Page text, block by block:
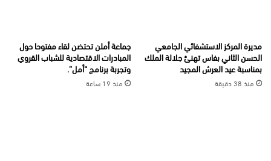
مديرة المركز الاستشفائي الجامعي
الحسن الثاني بفاس تهنئ جلالة الملك
بمناسبة عيد العرش المجيد
منذ 38 دقيقة
جماعة أملن تحتضن لقاء مفتوحا حول
المبادرات الاقتصادية للشباب القروي
وتجربة برنامج “أمل”.
منذ 19 ساعة